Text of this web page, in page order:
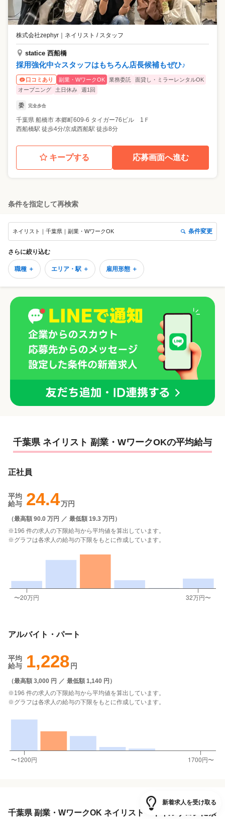
株式会社zephyr ネイリスト / スタッフ
statice 西船橋
採用強化中☆スタッフはもちろん店長候補もぜひ♪
口コミあり 副業・WワークOK 業務委託
面貸し・ミラーレンタルOK
オープニング
土日休み 週1回
委 完全歩合
千葉県 船橋市 本郷町609-6 タイガー76ビル 1Ｆ
西船橋駅 徒歩4分/京成西船駅 徒歩8分
キープする 応募画面へ進む
条件を指定して再検索
ネイリスト｜千葉県｜副業・WワークOK 条件変更
さらに絞り込む
職種 ＋ エリア・駅 ＋ 雇用形態 ＋
千葉県 ネイリスト 副業・WワークOKの平均給与
正社員
平均
給与 24.4万円
（最高額 90.0 万円 ／ 最低額 19.3 万円 ）
※196 件の求人の下限給与から平均値を算出しています。
※グラフは各求人の給与の下限をもとに作成しています。
アルバイト・パート
平均
給与
1,228円
（最高額 3,000 円 ／ 最低額 1,140 円 ）
※196 件の求人の下限給与から平均値を算出しています。
※グラフは各求人の給与の下限をもとに作成しています。
千葉県 副業・WワークOK ネイリスト・ネイルサロンに条
新着求人を受け取る